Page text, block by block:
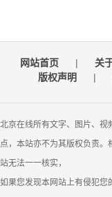
网站首页 | 关
版权声明
|
北京在线所有文字、图片、视
点，本站亦不为其版权负责
站无法一一核实，
如果您发现本网站上有侵犯您